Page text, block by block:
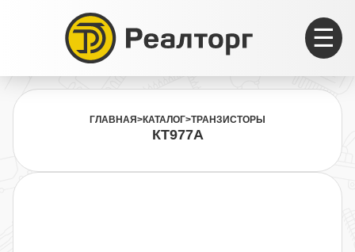
ГЛАВНАЯ >КАТАЛОГ>ТРАНЗИСТОРЫ
КТ977А
☰